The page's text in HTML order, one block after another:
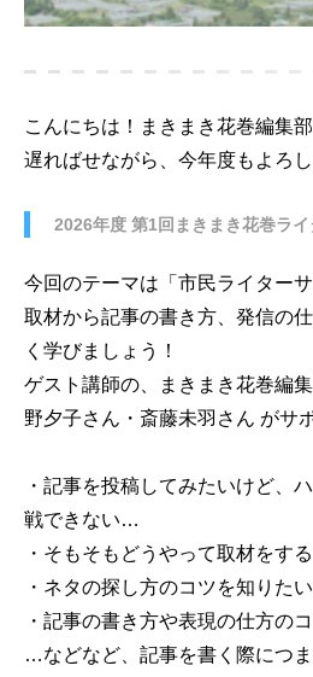
こんにちは！まきまき花巻編集
遅ればせながら、今年度もよろ
2026年度 第1回まきまき花巻ラ
今回のテーマは「市民ライターサ
取材から記事の書き方、発信の
く学びましょう！
ゲスト講師の、まきまき花巻編
野夕子さん・斎藤未羽さん がサ
・記事を投稿してみたいけど、
戦できない…
・そもそもどうやって取材をす
・ネタの探し方のコツを知りたい
・記事の書き方や表現の仕方の
…などなど、記事を書く際につ